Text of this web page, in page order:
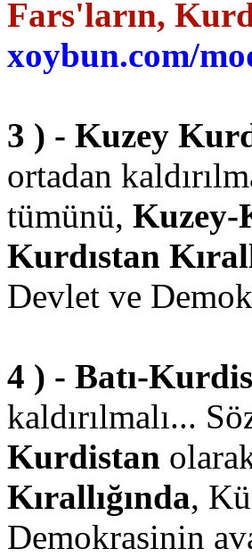
Fars'ların,
xoybun.com/
3 ) - Kuzey
ortadan
tümünü, Kuzey-
Kurdıstan
Devlet ve
4 ) - Batı-
kaldırılmalı...
Kurdistan
Kırallığında,
Demokrasinin